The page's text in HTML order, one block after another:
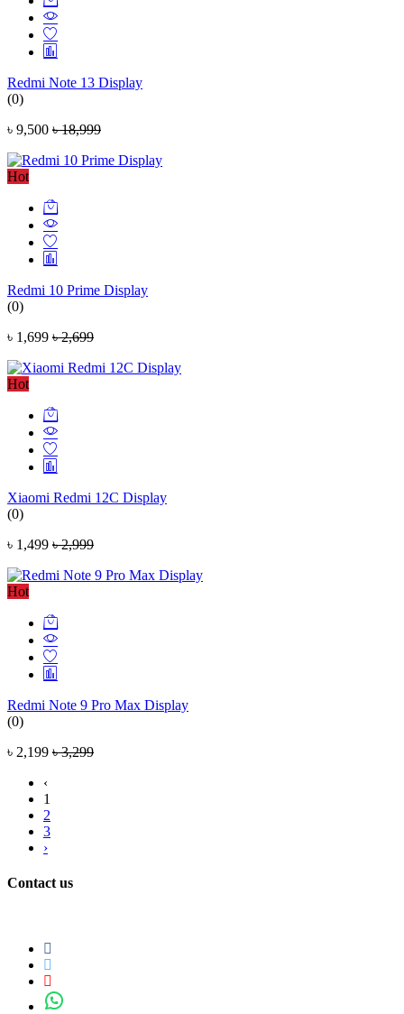
Redmi Note 13 Display
(0)
৳ 9,500 ৳ 18,999
Hot
Redmi 10 Prime Display
(0)
৳ 1,699 ৳ 2,699
Hot
Xiaomi Redmi 12C Display
(0)
৳ 1,499 ৳ 2,999
Hot
Redmi Note 9 Pro Max Display
(0)
৳ 2,199 ৳ 3,299
‹
1
2
3
›
Contact us